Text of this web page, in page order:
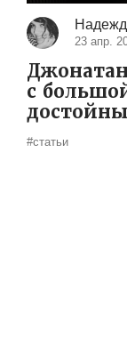
23 апр.
с
#статьи